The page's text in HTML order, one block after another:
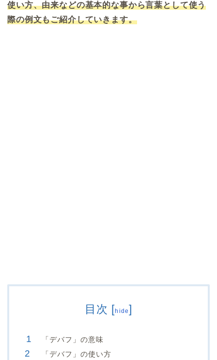
使い方、由来などの基本的な事から言葉として使う
際の例文もご紹介していきます。
目次 [hide]
「デバフ」の意味
「デバフ」の使い方